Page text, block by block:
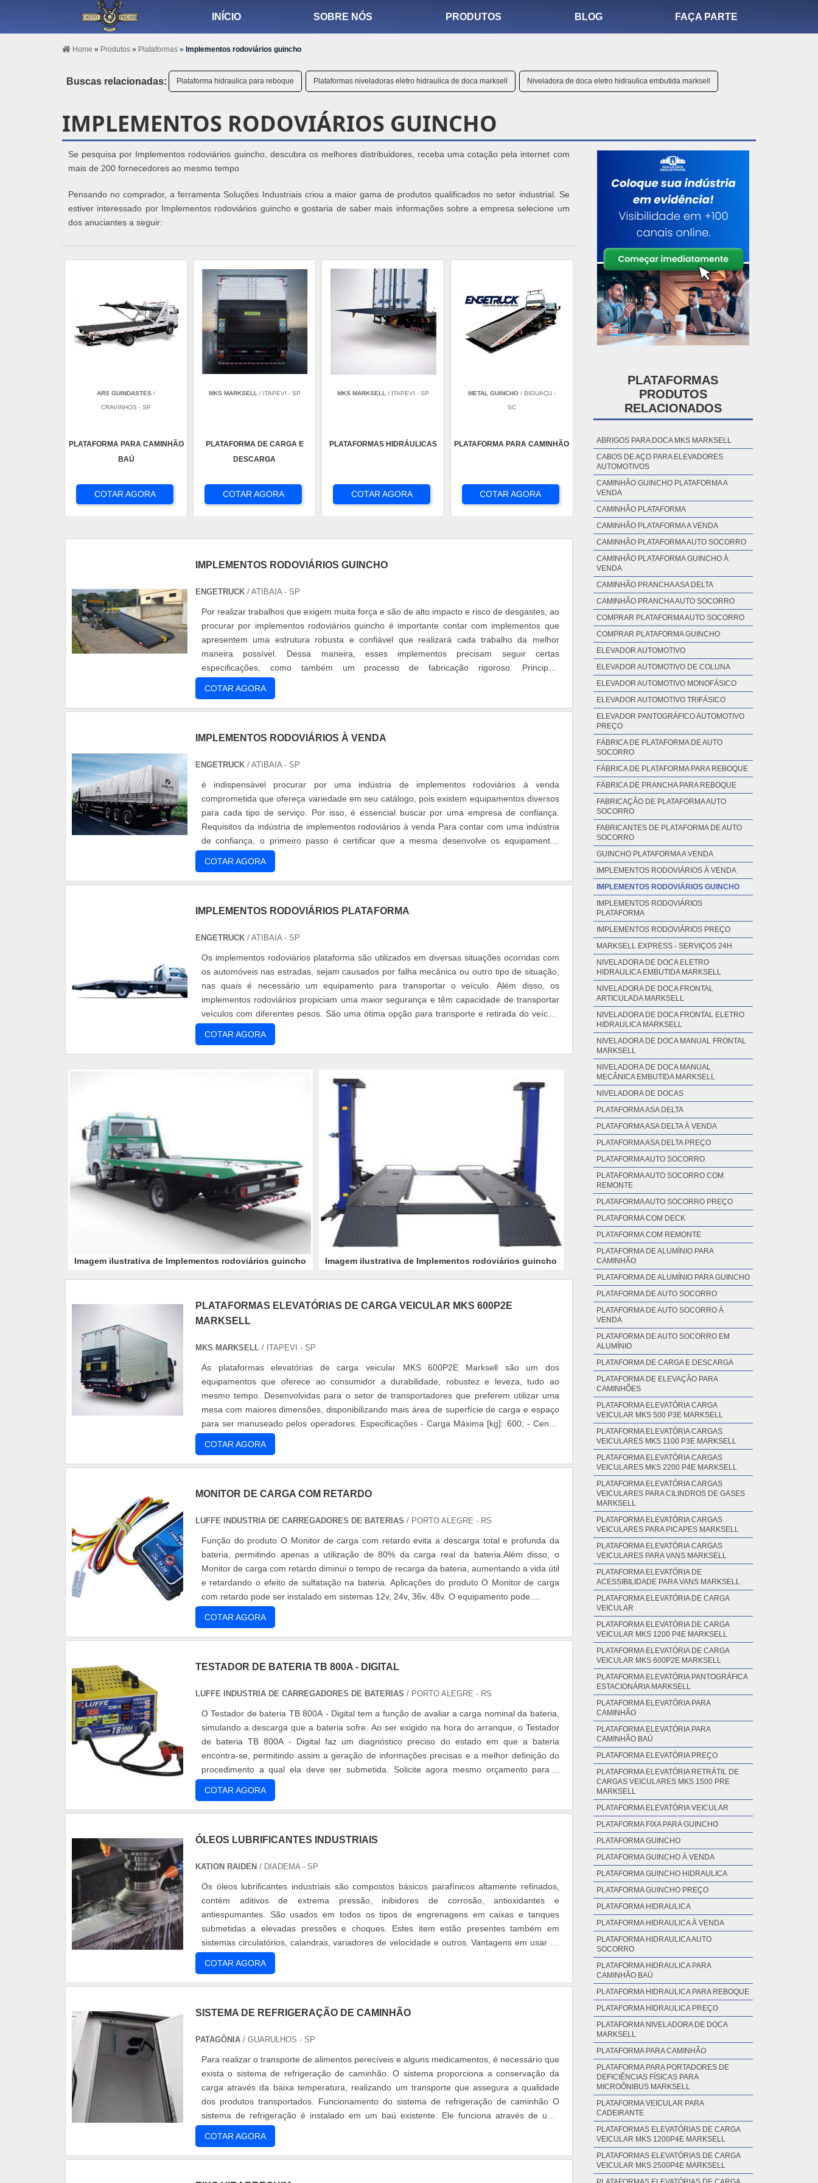
INÍCIO SOBRE NÓS PRODUTOS BLOG FAÇA PARTE
Home » Produtos » Plataformas » Implementos rodoviários guincho
Buscas relacionadas: Plataforma hidraulica para reboque Plataformas niveladoras eletro hidraulica de doca marksell Niveladora de doca eletro hidraulica embutida marksell
IMPLEMENTOS RODOVIÁRIOS GUINCHO
Se pesquisa por Implementos rodoviários guincho, descubra os melhores distribuidores, receba uma cotação pela internet com
mais de 200 fornecedores ao mesmo tempo
Pensando no comprador, a ferramenta Soluções Industriais criou a maior gama de produtos qualificados no setor industrial. Se
estiver interessado por Implementos rodoviários guincho e gostaria de saber mais informações sobre a empresa selecione um
dos anuciantes a seguir:
ARS GUINDASTES /
CRAVINHOS - SP
PLATAFORMA PARA CAMINHÃO
BAÚ
COTAR AGORA
MKS MARKSELL / ITAPEVI - SP
PLATAFORMA DE CARGA E
DESCARGA
COTAR AGORA
MKS MARKSELL / ITAPEVI - SP
PLATAFORMAS HIDRÁULICAS
COTAR AGORA
METAL GUINCHO/ BIGUAÇU -
SC
PLATAFORMA PARA CAMINHÃO
COTAR AGORA
IMPLEMENTOS RODOVIÁRIOS GUINCHO
ENGETRUCK / ATIBAIA - SP
Por realizar trabalhos que exigem muita força e são de alto impacto e risco de desgastes, ao
procurar por implementos rodoviários guincho é importante contar com implementos que
apresentem uma estrutura robusta e confiável que realizará cada trabalho da melhor
maneira possível. Dessa maneira, esses implementos precisam seguir certas
especificações, como também um processo de fabricação rigoroso. Principais
especificações dos implementos rodoviá...
COTAR AGORA
IMPLEMENTOS RODOVIÁRIOS À VENDA
ENGETRUCK / ATIBAIA - SP
é indispensável procurar por uma indústria de implementos rodoviários à venda
comprometida que ofereça variedade em seu catálogo, pois existem equipamentos diversos
para cada tipo de serviço. Por isso, é essencial buscar por uma empresa de confiança.
Requisitos da indústria de implementos rodoviários à venda Para contar com uma indústria
de confiança, o primeiro passo é certificar que a mesma desenvolve os equipamentos
mediante critérios e no...
COTAR AGORA
IMPLEMENTOS RODOVIÁRIOS PLATAFORMA
ENGETRUCK / ATIBAIA - SP
Os implementos rodoviários plataforma são utilizados em diversas situações ocorridas com
os automóveis nas estradas, sejam causados por falha mecânica ou outro tipo de situação,
nas quais é necessário um equipamento para transportar o veículo. Além disso, os
implementos rodoviários propiciam uma maior segurança e têm capacidade de transportar
veículos com diferentes pesos. São uma ótima opção para transporte e retirada do veículo
ou caminhão, agi...
COTAR AGORA
Imagem ilustrativa de Implementos rodoviários guincho Imagem ilustrativa de Implementos rodoviários guincho
PLATAFORMAS ELEVATÓRIAS DE CARGA VEICULAR MKS 600P2E
MARKSELL
MKS MARKSELL/ ITAPEVI - SP
As plataformas elevatórias de carga veicular MKS 600P2E Marksell são um dos
equipamentos que oferece ao consumidor a durabilidade, robustez e leveza, tudo ao
mesmo tempo. Desenvolvidas para o setor de transportadores que preferem utilizar uma
mesa com maiores dimensões, disponibilizando mais área de superfície de carga e espaço
para ser manuseado pelos operadores. Especificações - Carga Máxima [kg]: 600; - Centro
de Carga Máxima [mm]: 600; - A....
COTAR AGORA
MONITOR DE CARGA COM RETARDO
LUFFE INDUSTRIA DE CARREGADORES DE BATERIAS / PORTO ALEGRE - RS
Função do produto O Monitor de carga com retardo evita a descarga total e profunda da
bateria, permitindo apenas a utilização de 80% da carga real da bateria.Além disso, o
Monitor de carga com retardo diminui o tempo de recarga da bateria, aumentando a vida útil
e retardando o efeito de sulfatação na bateria. Aplicações do produto O Monitor de carga
com retardo pode ser instalado em sistemas 12v, 24v, 36v, 48v. O equipamento pode....
COTAR AGORA
TESTADOR DE BATERIA TB 800A - DIGITAL
LUFFE INDUSTRIA DE CARREGADORES DE BATERIAS / PORTO ALEGRE - RS
O Testador de bateria TB 800A - Digital tem a função de avaliar a carga nominal da bateria,
simulando a descarga que a bateria sofre. Ao ser exigido na hora do arranque, o Testador
de bateria TB 800A - Digital faz um diagnóstico preciso do estado em que a bateria
encontra-se, permitindo assim a geração de informações precisas e a melhor definição do
procedimento a qual ela deve ser submetida. Solicite agora mesmo orçamento para o
COTAR AGORA
ÓLEOS LUBRIFICANTES INDUSTRIAIS
KATION RAIDEN / DIADEMA - SP
Os óleos lubrificantes industriais são compostos básicos parafínicos altamente refinados,
contém aditivos de extrema pressão, inibidores de corrosão, antioxidantes e
antiespumantes. São usados em todos os tipos de engrenagens em caixas e tanques
submetidas a elevadas pressões e choques. Estes item estão presentes também em
sistemas circulatórios, calandras, variadores de velocidade e outros. Vantagens em usar os
óleos lubrificantes industriais ....
COTAR AGORA
SISTEMA DE REFRIGERAÇÃO DE CAMINHÃO
PATAGÔNIA/ GUARULHOS - SP
Para realizar o transporte de alimentos perecíveis e alguns medicamentos, é necessário que
exista o sistema de refrigeração de caminhão. O sistema proporciona a conservação da
carga através da baixa temperatura, realizando um transporte que assegura a qualidade
dos produtos transportados. Funcionamento do sistema de refrigeração de caminhão O
sistema de refrigeração é instalado em um baú existente. Ele funciona através de uma
unidade evaporador....
COTAR AGORA
PLATAFORMAS
PRODUTOS
RELACIONADOS
ABRIGOS PARA DOCA MKS MARKSELL
CABOS DE AÇO PARA ELEVADORES
AUTOMOTIVOS
CAMINHÃO GUINCHO PLATAFORMA A
VENDA
CAMINHÃO PLATAFORMA
CAMINHÃO PLATAFORMA A VENDA
CAMINHÃO PLATAFORMA AUTO SOCORRO
CAMINHÃO PLATAFORMA GUINCHO À
VENDA
CAMINHÃO PRANCHA ASA DELTA
CAMINHÃO PRANCHA AUTO SOCORRO
COMPRAR PLATAFORMA AUTO SOCORRO
COMPRAR PLATAFORMA GUINCHO
ELEVADOR AUTOMOTIVO
ELEVADOR AUTOMOTIVO DE COLUNA
ELEVADOR AUTOMOTIVO MONOFÁSICO
ELEVADOR AUTOMOTIVO TRIFÁSICO
ELEVADOR PANTOGRÁFICO AUTOMOTIVO
PREÇO
FÁBRICA DE PLATAFORMA DE AUTO
SOCORRO
FÁBRICA DE PLATAFORMA PARA REBOQUE
FÁBRICA DE PRANCHA PARA REBOQUE
FABRICAÇÃO DE PLATAFORMA AUTO
SOCORRO
FABRICANTES DE PLATAFORMA DE AUTO
SOCORRO
GUINCHO PLATAFORMA A VENDA
IMPLEMENTOS RODOVIÁRIOS À VENDA
IMPLEMENTOS RODOVIÁRIOS GUINCHO
IMPLEMENTOS RODOVIÁRIOS
PLATAFORMA
IMPLEMENTOS RODOVIÁRIOS PREÇO
MARKSELL EXPRESS - SERVIÇOS 24H
NIVELADORA DE DOCA ELETRO
HIDRAULICA EMBUTIDA MARKSELL
NIVELADORA DE DOCA FRONTAL
ARTICULADA MARKSELL
NIVELADORA DE DOCA FRONTAL ELETRO
HIDRAULICA MARKSELL
NIVELADORA DE DOCA MANUAL FRONTAL
MARKSELL
NIVELADORA DE DOCA MANUAL
MECÂNICA EMBUTIDA MARKSELL
NIVELADORA DE DOCAS
PLATAFORMA ASA DELTA
PLATAFORMA ASA DELTA À VENDA
PLATAFORMA ASA DELTA PREÇO
PLATAFORMA AUTO SOCORRO
PLATAFORMA AUTO SOCORRO COM
REMONTE
PLATAFORMA AUTO SOCORRO PREÇO
PLATAFORMA COM DECK
PLATAFORMA COM REMONTE
PLATAFORMA DE ALUMÍNIO PARA
CAMINHÃO
PLATAFORMA DE ALUMÍNIO PARA GUINCHO
PLATAFORMA DE AUTO SOCORRO
PLATAFORMA DE AUTO SOCORRO À
VENDA
PLATAFORMA DE AUTO SOCORRO EM
ALUMÍNIO
PLATAFORMA DE CARGA E DESCARGA
PLATAFORMA DE ELEVAÇÃO PARA
CAMINHÕES
PLATAFORMA ELEVATÓRIA CARGA
VEICULAR MKS 500 P3E MARKSELL
PLATAFORMA ELEVATÓRIA CARGAS
VEICULARES MKS 1100 P3E MARKSELL
PLATAFORMA ELEVATÓRIA CARGAS
VEICULARES MKS 2200 P4E MARKSELL
PLATAFORMA ELEVATÓRIA CARGAS
VEICULARES PARA CILINDROS DE GASES
MARKSELL
PLATAFORMA ELEVATÓRIA CARGAS
VEICULARES PARA PICAPES MARKSELL
PLATAFORMA ELEVATÓRIA CARGAS
VEICULARES PARA VANS MARKSELL
PLATAFORMA ELEVATÓRIA DE
ACESSIBILIDADE PARA VANS MARKSELL
PLATAFORMA ELEVATÓRIA DE CARGA
VEICULAR
PLATAFORMA ELEVATÓRIA DE CARGA
VEICULAR MKS 1200 P4E MARKSELL
PLATAFORMA ELEVATÓRIA DE CARGA
VEICULAR MKS 600P2E MARKSELL
PLATAFORMA ELEVATÓRIA PANTOGRÁFICA
ESTACIONÁRIA MARKSELL
PLATAFORMA ELEVATÓRIA PARA
CAMINHÃO
PLATAFORMA ELEVATÓRIA PARA
CAMINHÃO BAÚ
PLATAFORMA ELEVATÓRIA PREÇO
PLATAFORMA ELEVATÓRIA RETRÁTIL DE
CARGAS VEICULARES MKS 1500 PRE
MARKSELL
PLATAFORMA ELEVATÓRIA VEICULAR
PLATAFORMA FIXA PARA GUINCHO
PLATAFORMA GUINCHO
PLATAFORMA GUINCHO À VENDA
PLATAFORMA GUINCHO HIDRAULICA
PLATAFORMA GUINCHO PREÇO
PLATAFORMA HIDRAULICA
PLATAFORMA HIDRAULICA À VENDA
PLATAFORMA HIDRAULICA AUTO
SOCORRO
PLATAFORMA HIDRAULICA PARA
CAMINHÃO BAÚ
PLATAFORMA HIDRAULICA PARA REBOQUE
PLATAFORMA HIDRAULICA PREÇO
PLATAFORMA NIVELADORA DE DOCA
MARKSELL
PLATAFORMA PARA CAMINHÃO
PLATAFORMA PARA PORTADORES DE
DEFICIÊNCIAS FÍSICAS PARA
MICROÔNIBUS MARKSELL
PLATAFORMA VEICULAR PARA
CADEIRANTE
PLATAFORMAS ELEVATÓRIAS DE CARGA
VEICULAR MKS 1200P4E MARKSELL
PLATAFORMAS ELEVATÓRIAS DE CARGA
VEICULAR MKS 2500P4E MARKSELL